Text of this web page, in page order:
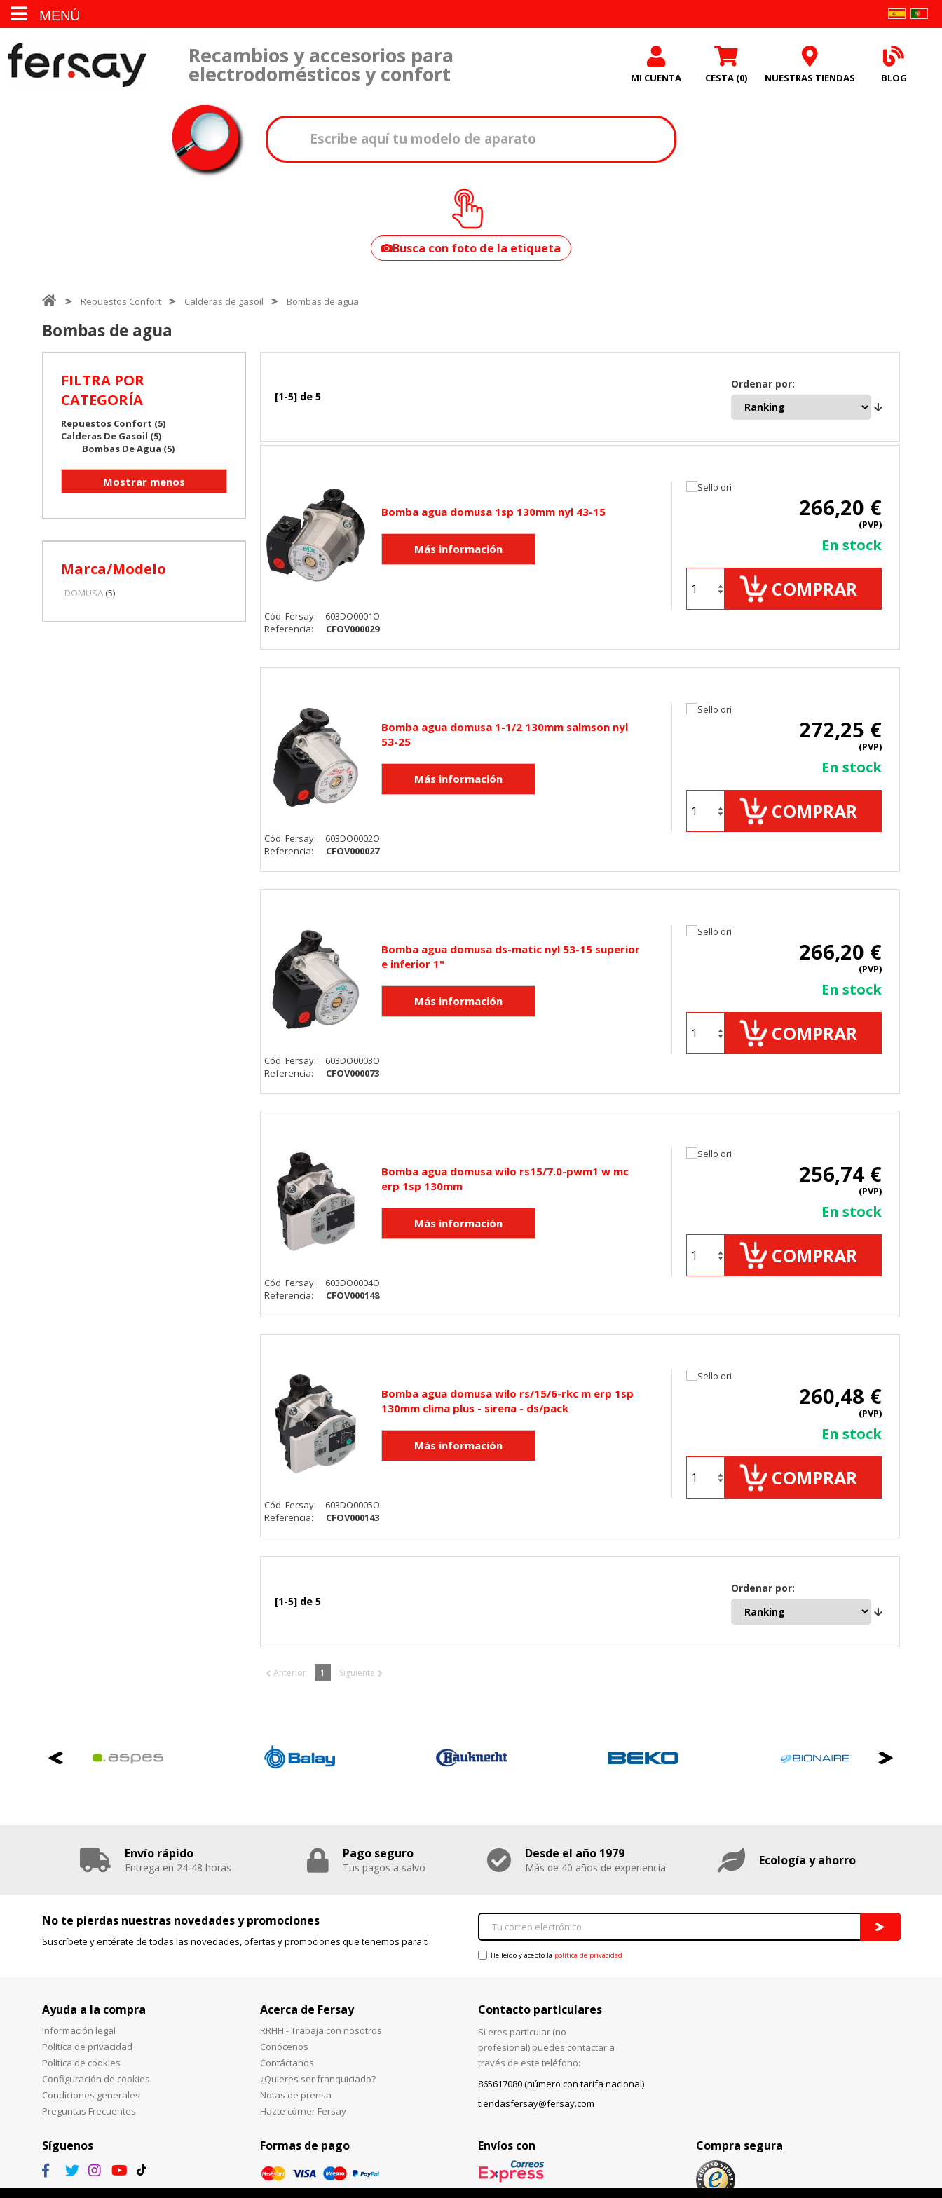
MENÚ
Recambios y accesorios para
electrodomésticos y confort MI CUENTA CESTA (0) NUESTRAS TIENDAS BLOG
tu modelo?
Busca con foto de la etiqueta
Repuestos Confort Calderas de gasoil Bombas de agua
Bombas de agua
FILTRA POR
CATEGORÍA
Repuestos Confort (5)
Calderas De Gasoil (5)
Bombas De Agua (5)
Marca/Modelo
DOMUSA (5)
[1-5] de 5
Ordenar por:
Bomba agua domusa 1sp 130mm nyl 43-15 266,20 €
(PVP)
En stock
COMPRAR
Cód. Fersay:
603DO0001O
Referencia:
CFOV000029
Bomba agua domusa 1-1/2 130mm salmson nyl
53-25
272,25 €
(PVP)
En stock
COMPRAR
Cód. Fersay:
603DO0002O
Referencia:
CFOV000027
Bomba agua domusa ds-matic nyl 53-15 superior
e inferior 1"
266,20 €
(PVP)
En stock
COMPRAR
Cód. Fersay:
603DO0003O
Referencia:
CFOV000073
Bomba agua domusa wilo rs15/7.0-pwm1 w mc
erp 1sp 130mm
256,74 €
(PVP)
En stock
COMPRAR
Cód. Fersay:
603DO0004O
Referencia:
CFOV000148
Bomba agua domusa wilo rs/15/6-rkc m erp 1sp
130mm clima plus - sirena - ds/pack
260,48 €
(PVP)
En stock
COMPRAR
Cód. Fersay:
603DO0005O
Referencia:
CFOV000143
[1-5] de 5
Ordenar por:
Anterior 1 Siguiente
Envío rápido
Entrega en 24-48 horas
Pago seguro
Tus pagos a salvo
Desde el año 1979
Más de 40 años de experiencia Ecología y ahorro
No te pierdas nuestras novedades y promociones
Suscríbete y entérate de todas las novedades, ofertas y promociones que tenemos para ti
He leído y acepto la política de privacidad
Ayuda a la compra
Información legal
Política de privacidad
Política de cookies
Configuración de cookies
Condiciones generales
Preguntas Frecuentes
Acerca de Fersay
RRHH - Trabaja con nosotros
Conócenos
Contáctanos
¿Quieres ser franquiciado?
Notas de prensa
Hazte córner Fersay
Contacto particulares
Si eres particular (no
profesional) puedes contactar a
través de este teléfono:
865617080 (número con tarifa nacional)
tiendasfersay@fersay.com
Síguenos Formas de pago Envíos con Compra segura
CONFIGURACIÓN DE COOKIES HABILITAR TODO RECHAZAR TODO
Estas cookies son necesarias para que el sitio web funcione y no se pueden desactivar en nuestros sistemas. Puede configurar su
navegador para bloquear o alertar sobre estas cookies, pero alguna áreas del sitio no funcionarán. Estas cookies no almacenan ninguna
información de identificación personal.
COOKIELEGALFERSAY, VSF904, PHPSESSID, wp-settings-1, wp-settings-time-1, _evCo, _evCoLT
Cookies de rendimiento
Estas cookies nos permiten contar las visitas y fuentes de tráfico para poder evaluar el rendimiento de nuestro sitio y mejorarlo. Nos
Estas cookies pueden ser establecidas a través de nuestro sitio por nuestros socios publicitarios. Pueden ser utilizadas por esas
empresas para crear un perfil de sus intereses y mostrarle anuncios relevantes en otros sitios. No almacenan directamente información
personal, sino que se basan en la identificación única de su navegador y dispositivo de Internet.
Puedes volver a configurar tus cookies desde la sección "Configuración de cookies" al pie de la página. También puedes consultar nuestra